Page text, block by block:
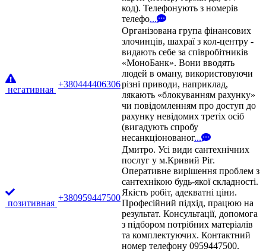
код). Телефонують з номерів
телефо...
негативная
+380444406306
Організована група фінансових
злочинців, шахраї з кол-центру -
видають себе за співробітників
«МоноБанк». Вони вводять
людей в оману, використовуючи
різні приводи, наприклад,
лякають «блокуванням рахунку»
чи повідомленням про доступ до
рахунку невідомих третіх осіб
(вигадують спробу
несанкціонованог...
позитивная
+380959447500
Дмитро. Усі види сантехнічних
послуг у м.Кривий Ріг.
Оперативне вирішення проблем з
сантехнікою будь-якої складності.
Якість робіт, адекватні ціни.
Професійний підхід, працюю на
результат. Консультації, допомога
з підбором потрібних матеріалів
та комплектуючих. Контактний
номер телефону 0959447500.